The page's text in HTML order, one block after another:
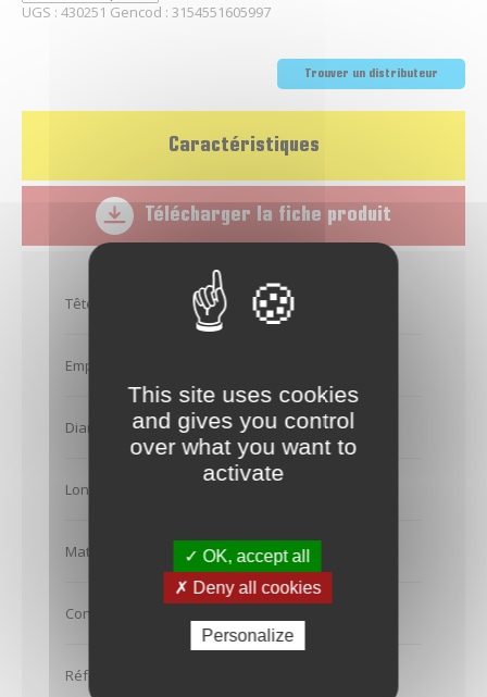
UGS : 430251 Gencod : 3154551605997
Trouver un distributeur
Caractéristiques
Télécharger la fiche produit
Tête de vis Tête réduite
Empreinte
Diamètre (en mm) 5
Longueur (en mm)
Matière Inox A2
Conditionnement
Références associées
This site uses cookies
and gives you control
over what you want to
activate
✓ OK, accept all
✗ Deny all cookies
Personalize